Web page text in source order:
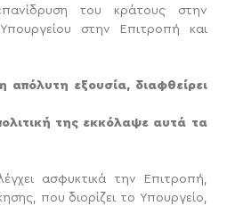
του κράτους στην
στην Επιτροπή και
απόλυτη εξουσία, διαφθείρει
της εκκόλαψε αυτά τα
ασφυκτικά την Επιτροπή,
που διορίζει το Υπουργείο,